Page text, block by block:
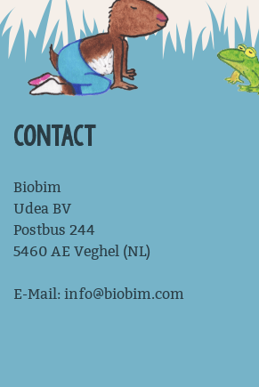
CONTACT
Biobim
Udea BV
Postbus 244
5460 AE Veghel (NL)
E-Mail: info@biobim.com